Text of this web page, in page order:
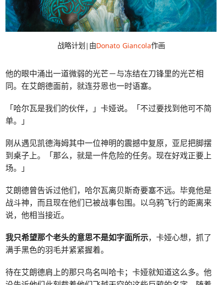
战略计划|由Donato Giancola作画
他的眼中涌出一道微弱的光芒－与冻结在刀锋里的光芒相
同。在艾朗德面前，就连芬恩也一时语塞。
「哈尔瓦是我们的伙伴，」卡娅说。「不过要找到他可不简
单。」
刚从遇见凯德海姆其中一位神明的震撼中复原，亚尼把脚摆
到桌子上。「那么，就是一件危险的任务。现在好戏正要上
场。」
艾朗德曾告诉过他们，哈尔瓦离贝斯奇要塞不远。毕竟他是
战斗神，而且现在他们已被战事包围。以乌鸦飞行的距离来
说，他相当接近。
我只希望那个老头的意思不是如字面所示，卡娅心想，抓了
满手黑色的羽毛并紧紧握着。
待在艾朗德肩上的那只鸟名叫哈卡；卡娅就知道这么多。他